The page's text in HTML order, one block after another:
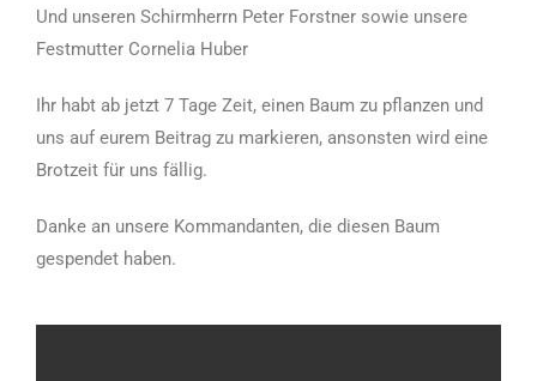
Und unseren Schirmherrn Peter Forstner sowie unsere
Festmutter Cornelia Huber
Ihr habt ab jetzt 7 Tage Zeit, einen Baum zu pflanzen und
uns auf eurem Beitrag zu markieren, ansonsten wird eine
Brotzeit für uns fällig.
Danke an unsere Kommandanten, die diesen Baum
gespendet haben.